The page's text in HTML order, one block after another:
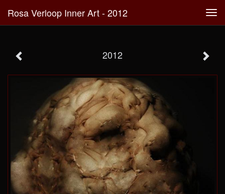
Rosa Verloop Inner Art - 2012
2012